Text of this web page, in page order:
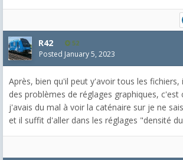
R42 52
Posted January 5, 2023
Après, bien qu'il peut y'avoir tous les fichiers,
des problèmes de réglages graphiques, c'est
j'avais du mal à voir la caténaire sur je ne
et il suffit d'aller dans les réglages "densité